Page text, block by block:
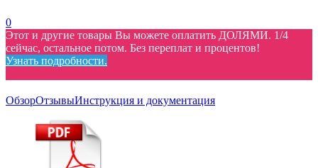
0
Этот и другие товары Вы можете оплатить ДОЛЯМИ. 1/4
сейчас, остальное потом. Без переплат и процентов!
Узнать подробности.
ОбзорОтзывыИнструкция и документация